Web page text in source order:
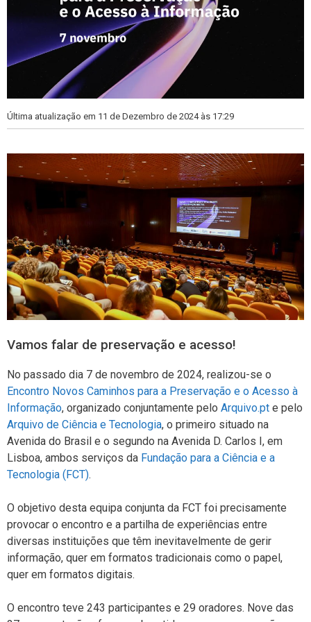
Última atualização em 11 de Dezembro de 2024 às 17:29
Vamos falar de preservação e acesso!
No passado dia 7 de novembro de 2024, realizou-se o
Encontro Novos Caminhos para a Preservação e o Acesso à
Informação, organizado conjuntamente pelo Arquivo.pt e pelo
Arquivo de Ciência e Tecnologia, o primeiro situado na
Avenida do Brasil e o segundo na Avenida D. Carlos I, em
Lisboa, ambos serviços da Fundação para a Ciência e a
Tecnologia (FCT).
O objetivo desta equipa conjunta da FCT foi precisamente
provocar o encontro e a partilha de experiências entre
diversas instituições que têm inevitavelmente de gerir
informação, quer em formatos tradicionais como o papel,
quer em formatos digitais.
O encontro teve 243 participantes e 29 oradores. Nove das